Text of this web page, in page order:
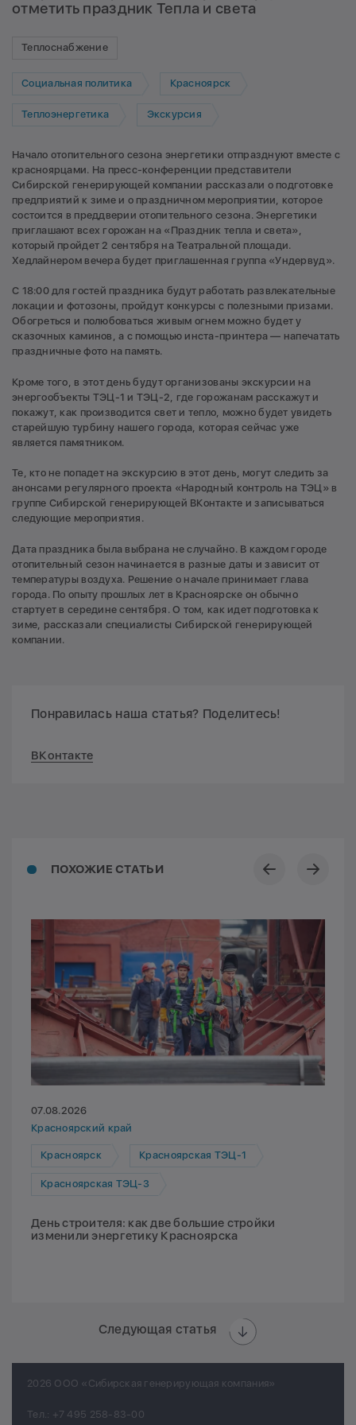
отметить праздник Тепла и света
Теплоснабжение
Социальная политика Красноярск
Теплоэнергетика Экскурсия
Начало отопительного сезона энергетики отпразднуют вместе с
красноярцами. На пресс-конференции представители
Сибирской генерирующей компании рассказали о подготовке
предприятий к зиме и о праздничном мероприятии, которое
состоится в преддверии отопительного сезона. Энергетики
приглашают всех горожан на «Праздник тепла и света»,
который пройдет 2 сентября на Театральной площади.
Хедлайнером вечера будет приглашенная группа «Ундервуд».
С 18:00 для гостей праздника будут работать развлекательные
локации и фотозоны, пройдут конкурсы с полезными призами.
Обогреться и полюбоваться живым огнем можно будет у
сказочных каминов, а с помощью инста-принтера — напечатать
праздничные фото на память.
Кроме того, в этот день будут организованы экскурсии на
энергообъекты ТЭЦ-1 и ТЭЦ-2, где горожанам расскажут и
покажут, как производится свет и тепло, можно будет увидеть
старейшую турбину нашего города, которая сейчас уже
является памятником.
Те, кто не попадет на экскурсию в этот день, могут следить за
анонсами регулярного проекта «Народный контроль на ТЭЦ» в
группе Сибирской генерирующей ВКонтакте и записываться
следующие мероприятия.
Дата праздника была выбрана не случайно. В каждом городе
отопительный сезон начинается в разные даты и зависит от
температуры воздуха. Решение о начале принимает глава
города. По опыту прошлых лет в Красноярске он обычно
стартует в середине сентября. О том, как идет подготовка к
зиме, рассказали специалисты Сибирской генерирующей
компании.
Понравилась наша статья? Поделитесь!
ВКонтакте
ПОХОЖИЕ СТАТЬИ
07.08.2026
Красноярский край
Красноярск Красноярская ТЭЦ-1
Красноярская ТЭЦ-3
День строителя: как две большие стройки
изменили энергетику Красноярска
Следующая статья
2026 ООО «Сибирская генерирующая компания»
Тел.: +7 495 258-83-00